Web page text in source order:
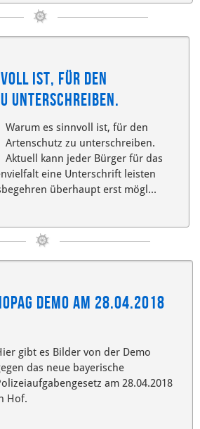
ist, für den
unterschreiben.
Warum es sinnvoll ist, für den
Artenschutz zu unterschreiben.
Aktuell kann jeder Bürger für das
eine Unterschrift leisten
überhaupt erst mögl...
Demo am 28.04.2018
gibt es Bilder von der Demo
das neue bayerische
am 28.04.2018
Hof.